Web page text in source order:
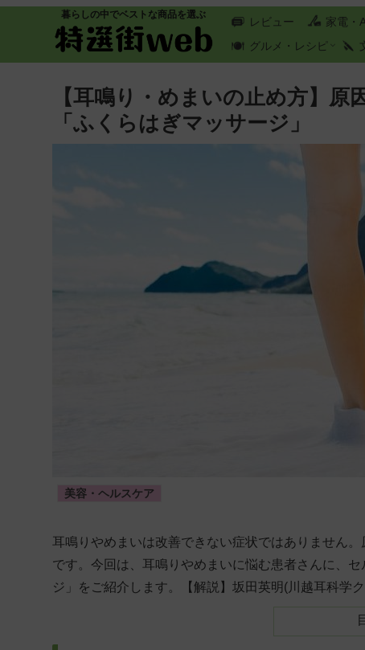
暮らしの中でベストな商品を選ぶ
レビュー 家電・
グルメ・レシピ
【耳鳴り・めまいの止め方】
「ふくらはぎマッサージ」
美容・ヘルスケア
耳鳴りやめまいは改善できない症状ではありません
です。今回は、耳鳴りやめまいに悩む患者さんに、
ジ」をご紹介します。【解説】坂田英明(川越耳科学